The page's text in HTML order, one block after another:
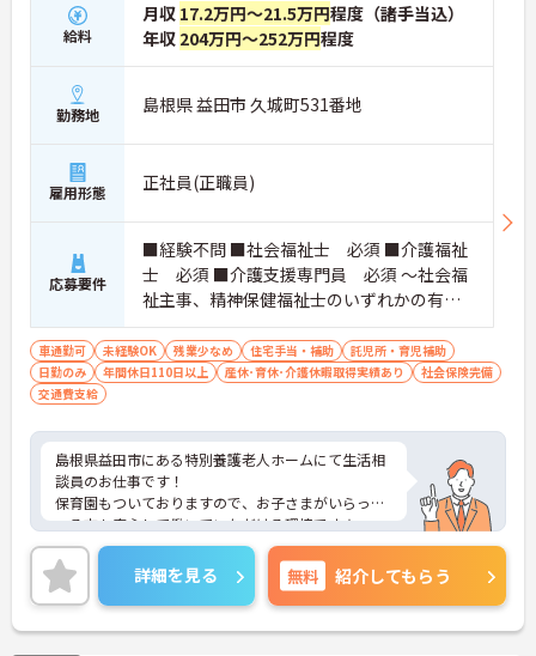
給料
月収 17.2万円～21.5万円程度（諸手当込）
年収 204万円～252万円程度
勤務地 島根県 益田市 久城町531番地
雇用形態 正社員(正職員)
応募要件
■経験不問 ■社会福祉士 必須 ■介護福祉
士 必須 ■介護支援専門員 必須 ～社会福
祉主事、精神保健福祉士のいずれかの有資
格者～ ※いずれかの資格を所持で可
車通勤可 未経験OK 残業少なめ 住宅手当・補助
託児所・育児補助
日勤のみ
年間休日110日以上 産休･育休･介護休暇取得実績あり
社会保険完備
交通費支給
島根県益田市にある特別養護老人ホームにて生活相
談員のお仕事です！
保育園もついておりますので、お子さまがいらっし
ゃる方も安心して働いていただける環境です★
『笑顔、やさしさ、思いやりのある豊かな地域社会
づくり』を経営理念に、ボランティア活動、福祉理
解促進に取り組まれており、また職員の仕事と家庭
の両立支援のための制度も充実していらっしゃる法
人様です♪
詳細を見る 無料 紹介してもらう